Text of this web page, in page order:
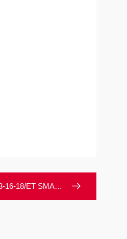
呼吸空气压缩机